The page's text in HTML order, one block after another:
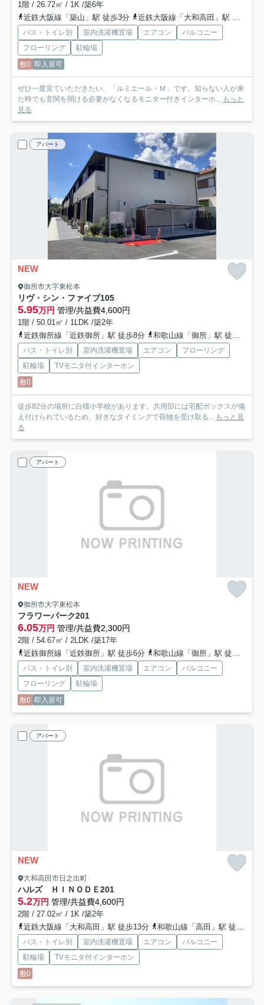
1階 / 26.72㎡ / 1K /築6年
近鉄大阪線「築山」駅 徒歩3分
近鉄大阪線「大和高田」駅 徒歩16分
バス・トイレ別 室内洗濯機置場 エアコン
バルコニー
フローリング
駐輪場
敷0 即入居可
ぜひ一度見ていただきたい、「ルミエール・Ｍ」です。知らない人が来
た時でも玄関を開ける必要がなくなるモニター付きインターホ...
もっと
見る
アパート
NEW
御所市大字東松本
リヴ・シン・ファイブ105
5.95万円 管理/共益費4,600円
1階 / 50.01㎡ / 1LDK /築2年
近鉄御所線「近鉄御所」駅 徒歩8分
和歌山線「御所」駅 徒歩12分
バス・トイレ別 室内洗濯機置場 エアコン
フローリング
駐輪場
TVモニタ付インターホン
敷0
徒歩82分の場所に白橿小学校があります。共用部には宅配ボックスが備
え付けられているため、好きなタイミングで荷物を受け取る...
もっと見
る
アパート
NEW
御所市大字東松本
フラワーパーク201
6.05万円 管理/共益費2,300円
2階 / 54.67㎡ / 2LDK /築17年
近鉄御所線「近鉄御所」駅 徒歩6分
和歌山線「御所」駅 徒歩10分
バス・トイレ別 室内洗濯機置場 エアコン
バルコニー
フローリング
駐輪場
敷0 即入居可
アパート
NEW
大和高田市日之出町
ハルズ ＨＩＮＯＤＥ201
5.2万円 管理/共益費4,600円
2階 / 27.02㎡ / 1K /築2年
近鉄大阪線「大和高田」駅 徒歩13分
和歌山線「高田」駅 徒歩14分
バス・トイレ別 室内洗濯機置場 エアコン
バルコニー
駐輪場
TVモニタ付インターホン
敷0